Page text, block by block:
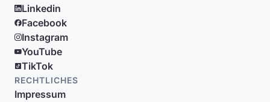
Linkedin
Facebook
Instagram
YouTube
TikTok
RECHTLICHES
Impressum